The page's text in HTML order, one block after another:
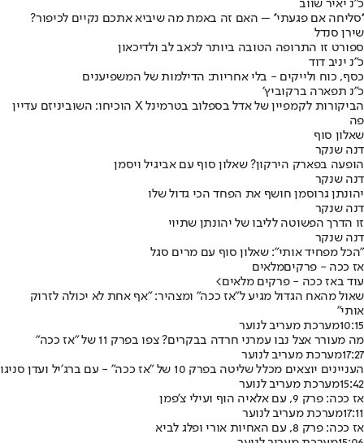
כ״נ יאיר שווב
''סליחה אם פגעתי'' – האם זה באמת מה שיביא אתכם נקיים לכיפור?
שירן סנדל
ספורט זו התרופה הטובה ביותר לכאב לב ולדיכאון
כ״נ יניב דוד
כסף, כוח ולייקים - בלי אחריות: הדילמות של המשפיענים
כ"נ תפארה ברקוביץ׳
הביקורות לקמפיין של אדל בספלוב בטרמינל X הוכיחו: השוביניזם עדיין
פה
שאלון סוף
דנה שנקר
הופעה בפארק הירקון? שאלון סוף עם אביגיל ויסמן
דנה שנקר
יהונתן גרוסמן חושף את הפחד הכי גדול שלו
דנה שנקר
זו הדרך הפשוטה לליבו של יהונתן שתיוי
דנה שנקר
"הכל מפחיד אותי": שאלון סוף עם מרים סגל
אז ככה - פרקיםמלאים
עוד באז ככה - פרקים מלאים>
שאול מהאח הגדול מגיע ל"אז ככה" ומצהיר: "אף אחת לא יכולה לזרוק
אותי"
10:15מערכת מעריב לנוער
מה מעורר אצל נבו עמרני חרדה בבקרים? צפו בפרק 11 של "אז ככה"
17:27מערכת מעריב לנוער
העניינים יוצאים מכלל שליטה בפרק 10 של ״אז ככה״ - עם ברג׳יל ועדן סניגו
15:42מערכת מעריב לנוער
אז ככה: פרק 9, עם אלאיה הוף ועילי צ'פמן
17:11מערכת מעריב לנוער
אז ככה: פרק 8, עם האחיות אורי ופלג לביא